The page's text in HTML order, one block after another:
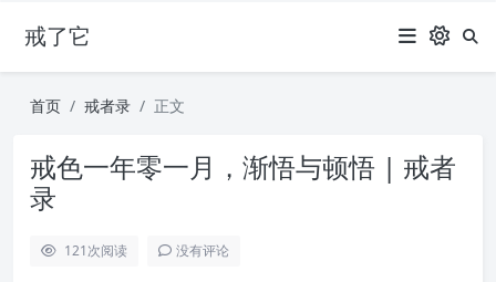
戒了它
首页 戒者录 正文
戒色一年零一月，渐悟与顿悟 | 戒者
录
121次阅读 没有评论